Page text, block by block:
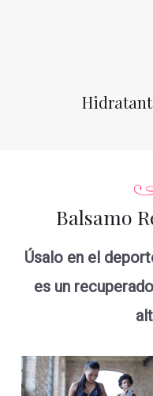
Balsamo
Úsalo en el
es un